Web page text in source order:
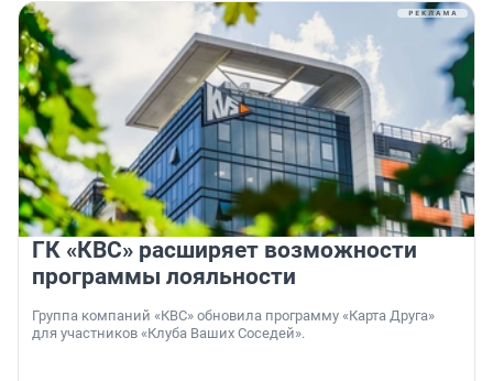
ГК «КВС» расширяет возможности
программы лояльности
Группа компаний «КВС» обновила программу «Карта Друга»
для участников «Клуба Ваших Соседей».